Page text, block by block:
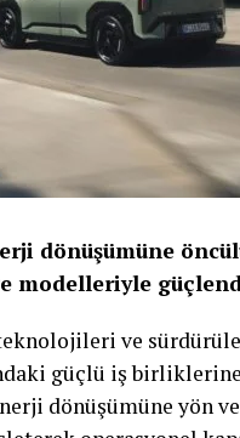
dönüşümüne
modelleriyle
ve
güçlü iş
dönüşümüne yön